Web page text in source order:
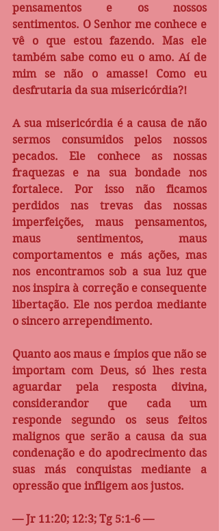
pensamentos e os nossos
sentimentos. O Senhor me conhece e
vê o que estou fazendo. Mas ele
também sabe como eu o amo. Aí de
mim se não o amasse! Como eu
desfrutaria da sua misericórdia?!
A sua misericórdia é a causa de não
sermos consumidos pelos nossos
pecados. Ele conhece as nossas
fraquezas e na sua bondade nos
fortalece. Por isso não ficamos
perdidos nas trevas das nossas
imperfeições, maus pensamentos,
maus sentimentos, maus
comportamentos e más ações, mas
nos encontramos sob a sua luz que
nos inspira à correção e consequente
libertação. Ele nos perdoa mediante
o sincero arrependimento.
Quanto aos maus e ímpios que não se
importam com Deus, só lhes resta
aguardar pela resposta divina,
considerandor que cada um
responde segundo os seus feitos
malignos que serão a causa da sua
condenação e do apodrecimento das
suas más conquistas mediante a
opressão que infligem aos justos.
— Jr 11:20; 12:3; Tg 5:1-6 —